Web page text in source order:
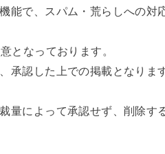
能で、スパム・荒らしへの対
となっております。
承認した上での掲載となりま
量によって承認せず、削除す